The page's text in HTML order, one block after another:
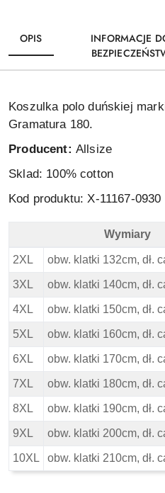
OPIS
INFORMACJE
Koszulka polo duńskiej
Gramatura 180.
Producent: Allsize
Sklad: 100% cotton
Kod produktu: X-11167-0930
North 56 4 Duża Koszulka
Wymiary
2XL obw. klatki 132cm, dł.
3XL obw. klatki 140cm, dł.
4XL obw. klatki 150cm, dł.
5XL obw. klatki 160cm, dł.
6XL obw. klatki 170cm, dł.
7XL obw. klatki 180cm, dł.
8XL obw. klatki 190cm, dł.
9XL obw. klatki 200cm, dł.
10XL obw. klatki 210cm, dł.